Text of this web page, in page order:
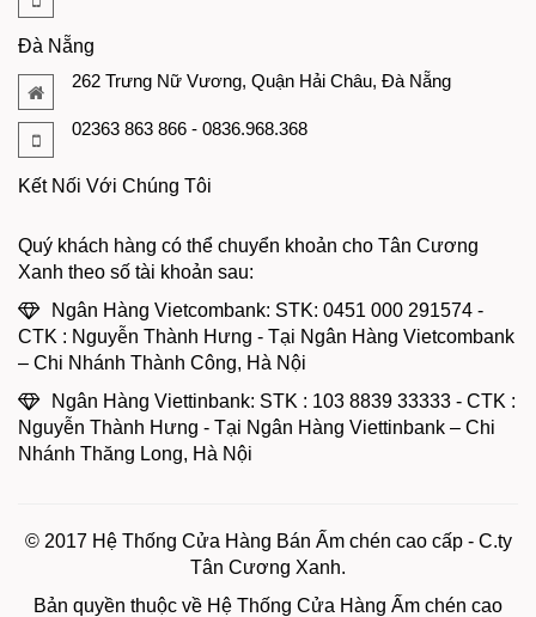
Đà Nẵng
262 Trưng Nữ Vương, Quận Hải Châu, Đà Nẵng
02363 863 866 - 0836.968.368
Kết Nối Với Chúng Tôi
Quý khách hàng có thể chuyển khoản cho Tân Cương
Xanh theo số tài khoản sau:
Ngân Hàng Vietcombank: STK: 0451 000 291574 -
CTK : Nguyễn Thành Hưng - Tại Ngân Hàng Vietcombank
– Chi Nhánh Thành Công, Hà Nội
Ngân Hàng Viettinbank: STK : 103 8839 33333 - CTK :
Nguyễn Thành Hưng - Tại Ngân Hàng Viettinbank – Chi
Nhánh Thăng Long, Hà Nội
© 2017 Hệ Thống Cửa Hàng Bán Ấm chén cao cấp - C.ty
Tân Cương Xanh.
Bản quyền thuộc về Hệ Thống Cửa Hàng Ấm chén cao